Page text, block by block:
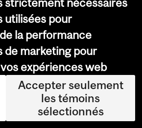
relatifs aux
le site
student-
fr .
sur le montant
de scolarité, veuillez
immédiatement. Les
strictement nécessaires
utilisées pour
la performance
de marketing pour
expériences web
Accepter seulement
les témoins
sélectionnés